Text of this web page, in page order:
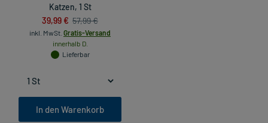
Katzen, 1 St
39,99 € 57,99 €
inkl. MwSt. Gratis-Versand
innerhalb D.
Lieferbar
In den Warenkorb